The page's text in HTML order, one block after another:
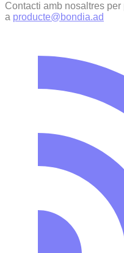
Contacti amb nosaltres
a producte@bondia.ad